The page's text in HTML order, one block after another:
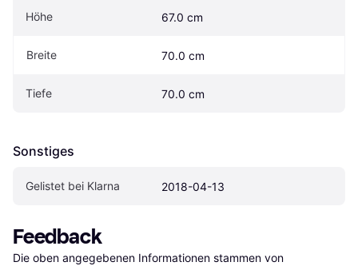
Höhe 67.0 cm
Breite 70.0 cm
Tiefe 70.0 cm
Sonstiges
Gelistet bei Klarna 2018-04-13
Feedback
Die oben angegebenen Informationen stammen von